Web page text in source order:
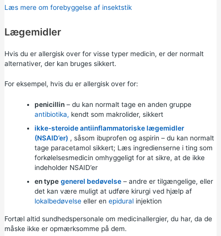
Læs mere om forebyggelse af insektstik
Lægemidler
Hvis du er allergisk over for visse typer medicin, er der normalt
alternativer, der kan bruges sikkert.
For eksempel, hvis du er allergisk over for:
penicillin– du kan normalt tage en anden gruppe
antibiotika, kendt som makrolider, sikkert
ikke-steroide antiinflammatoriske lægemidler
(NSAID’er) , såsom ibuprofen og aspirin – du kan normalt
tage paracetamolsikkert; Læs ingredienserne i ting som
forkølelsesmedicin omhyggeligt for at sikre, at de ikke
indeholder NSAID’er
en type generel bedøvelse– andre er tilgængelige, eller
det kan være muligt at udføre kirurgi ved hjælp af
lokalbedøvelseeller en epiduralinjektion
Fortæl altid sundhedspersonale om medicinallergier, du har, da de
måske ikke er opmærksomme på dem.